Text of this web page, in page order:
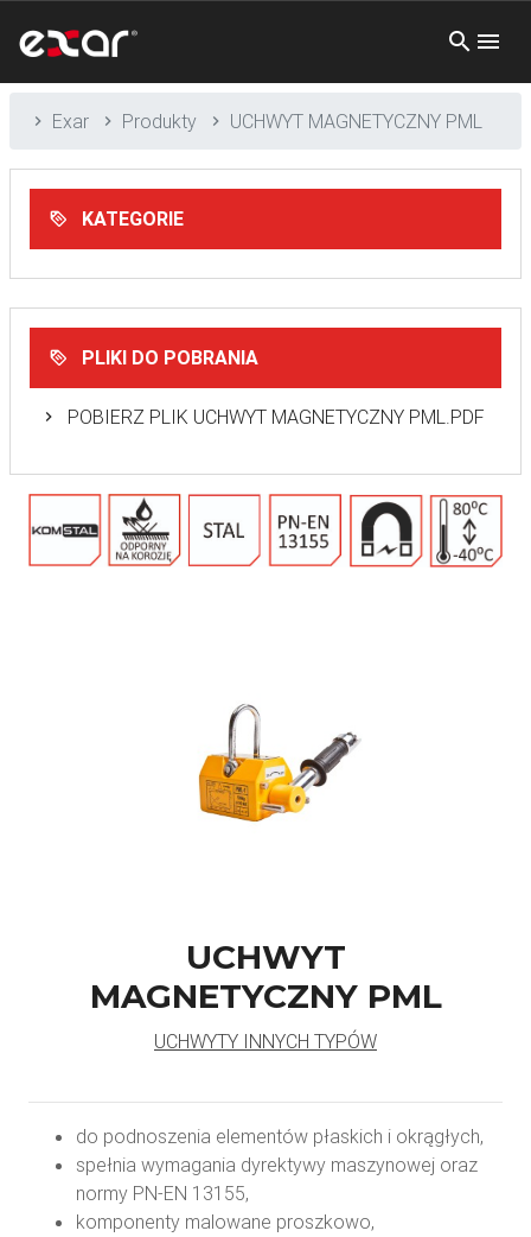
Exar Produkty UCHWYT MAGNETYCZNY PML
KATEGORIE
PLIKI DO POBRANIA
POBIERZ PLIK UCHWYT MAGNETYCZNY PML.PDF
UCHWYT
MAGNETYCZNY PML
UCHWYTY INNYCH TYPÓW
do podnoszenia elementów płaskich i okrągłych,
spełnia wymagania dyrektywy maszynowej oraz
normy PN-EN 13155,
komponenty malowane proszkowo,